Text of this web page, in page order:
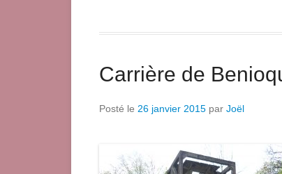
Carrière de
Posté le 26 janvier 2015 par Joël